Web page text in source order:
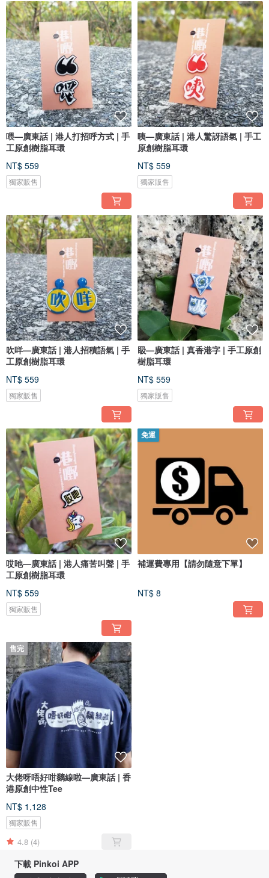
喂—廣東話 | 港人打招呼方式 | 手
工原創樹脂耳環
NT$ 559
獨家販售
咦—廣東話 | 港人驚訝語氣 | 手工
原創樹脂耳環
NT$ 559
獨家販售
吹咩—廣東話 | 港人招積語氣 | 手
工原創樹脂耳環
NT$ 559
獨家販售
𥄫—廣東話 | 真香港字 | 手工原創
樹脂耳環
NT$ 559
獨家販售
哎吔—廣東話 | 港人痛苦叫聲 | 手
工原創樹脂耳環
NT$ 559
獨家販售
免運
補運費專用【請勿隨意下單】
NT$ 8
售完
大佬呀唔好咁黐線啦—廣東話 | 香
港原創中性Tee
NT$ 1,128
獨家販售
4.8 (4)
下載 Pinkoi APP